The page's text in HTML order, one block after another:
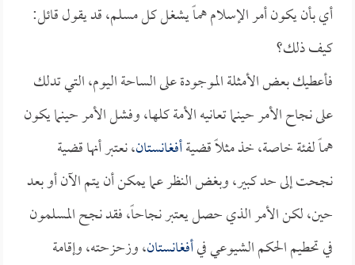
أي بأن يكون أمر الإسلام هماً يشغل كل مسلم، قد يقول قائل:
كيف ذلك؟
فأعطيك بعض الأمثلة الموجودة على الساحة اليوم، التي تدلك
على نجاح الأمر حينما تعانيه الأمة كلها، وفشل الأمر حينما يكون
هماً لفئة خاصة، خذ مثلاً قضيةأفغانستان، نعتبر أنها قضية
نجحت إلى حد كبير، وبغض النظر عما يمكن أن يتم الآن أو بعد
حين، لكن الأمر الذي حصل يعتبر نجاحاً، فقد نجح المسلمون
في تحطيم الحكم الشيوعي فيأفغانستان، وزحزحته، وإقامة